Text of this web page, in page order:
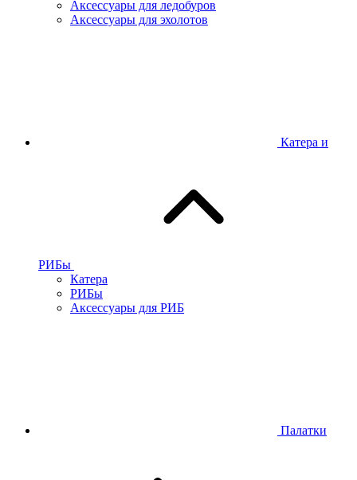
Аксессуары для ледобуров
Аксессуары для эхолотов
Катера и
РИБы
Катера
РИБы
Аксессуары для РИБ
Палатки